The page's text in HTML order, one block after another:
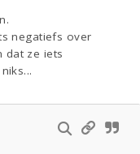
negatiefs over
dat ze iets